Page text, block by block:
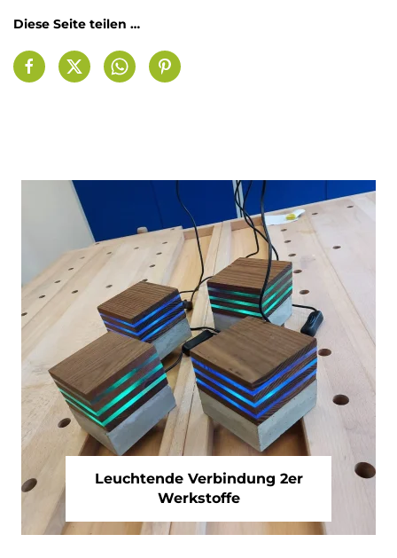
Diese Seite teilen …
Leuchtende Verbindung 2er
Werkstoffe